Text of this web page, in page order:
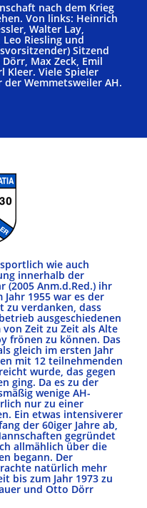
nach dem Krieg
Von links: Heinrich
Walter Lay,
Riesling und
Sitzend
Max Zeck, Emil
Kleer. Viele Spieler
Wemmetsweiler AH.
wie auch
innerhalb der
(2005 Anm.d.Red.) ihr
1955 war es der
zu verdanken, dass
ausgeschiedenen
Zeit zu Zeit als Alte
frönen zu können. Das
gleich im ersten Jahr
mit 12 teilnehmenden
wurde, das gegen
ging. Da es zu der
wenige AH-
nur zu einer
Ein etwas intensiverer
der 60iger Jahre ab,
gegründet
allmählich über die
begann. Der
natürlich mehr
bis zum Jahr 1973 zu
und Otto Dörr